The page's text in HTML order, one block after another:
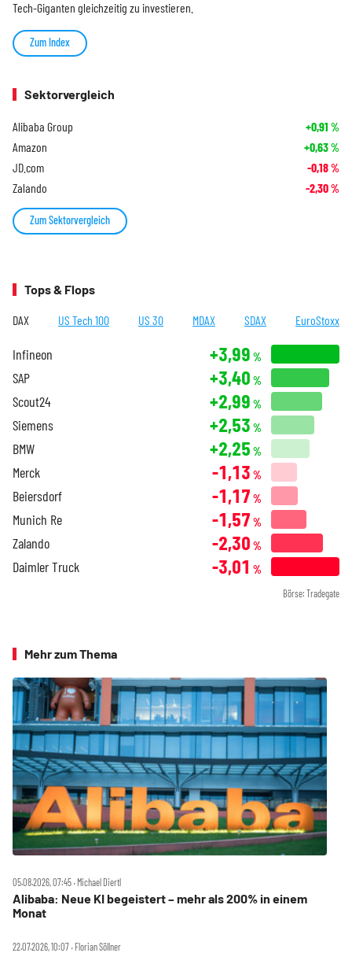
Tech-Giganten gleichzeitig zu investieren.
Zum Index
Sektorvergleich
Alibaba Group +0,91 %
Amazon +0,63%
JD.com -0,18%
Zalando -2,30%
Zum Sektorvergleich
Tops & Flops
DAX US Tech 100 US 30 MDAX SDAX EuroStoxx
Infineon +3,99 %
SAP +3,40 %
Scout24 +2,99 %
Siemens +2,53 %
BMW +2,25 %
Merck -1,13 %
Beiersdorf -1,17 %
Munich Re -1,57 %
Zalando -2,30 %
Daimler Truck -3,01 %
Börse: Tradegate
Mehr zum Thema
05.08.2026, 07:45 ‧ Michael Diertl
Alibaba: Neue KI begeistert – mehr als 200% in einem
Monat
22.07.2026, 10:07 ‧ Florian Söllner